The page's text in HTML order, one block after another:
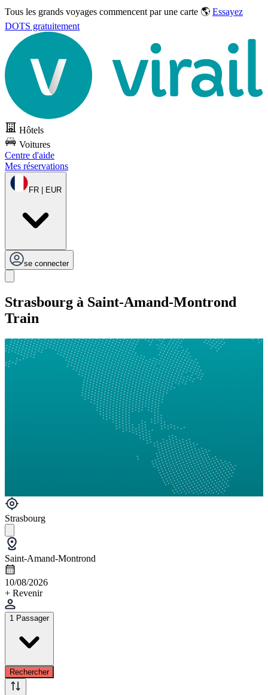
Tous les grands voyages commencent par une carte 🌎 Essayez
DOTS gratuitement
Hôtels
Voitures
Centre d'aide
Mes réservations
FR | EUR
se connecter
Strasbourg à Saint-Amand-Montrond
Train
Strasbourg
Saint-Amand-Montrond
10/08/2026
+ Revenir
1 Passager
Rechercher